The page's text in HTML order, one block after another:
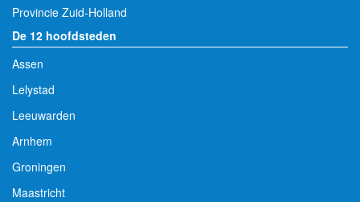
Provincie Zeeland
Provincie Zuid-Holland
Assen
Lelystad
Leeuwarden
Arnhem
Groningen